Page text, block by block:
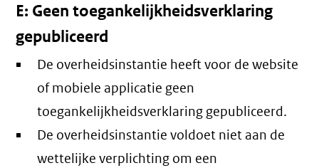
E: Geen toegankelijkheidsverklaring
gepubliceerd
De overheidsinstantie heeft voor de website
of mobiele applicatie geen
toegankelijkheidsverklaring gepubliceerd.
De overheidsinstantie voldoet niet aan de
wettelijke verplichting om een